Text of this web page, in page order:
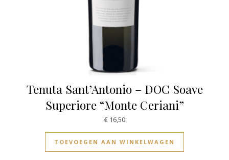
Tenuta Sant’Antonio – DOC Soave
Superiore “Monte Ceriani”
€16,50
TOEVOEGEN AAN WINKELWAGEN